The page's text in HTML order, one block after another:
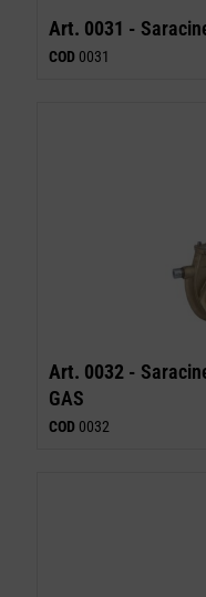
Art. 0031 -
COD 0031
Art. 0032 -
GAS
COD 0032